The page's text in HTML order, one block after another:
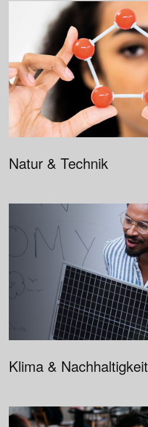
Natur & Technik
Klima & Nachhaltigkeit